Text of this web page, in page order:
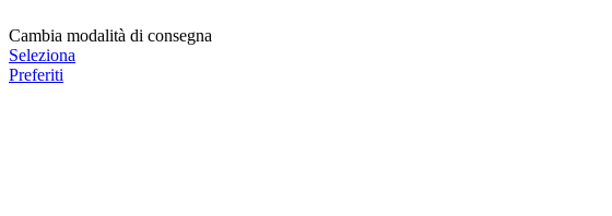
Cambia modalità di consegna
Seleziona
Preferiti